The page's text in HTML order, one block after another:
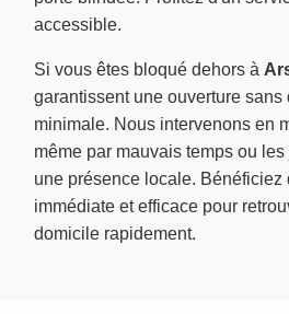
accessible.
Si vous êtes bloqué dehors à
garantissent une ouverture sans
minimale. Nous intervenons en
même par mauvais temps ou
une présence locale. Bénéficiez
immédiate et efficace pour
domicile rapidement.